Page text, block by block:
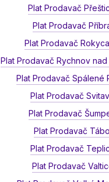
Plat Prodavač
Plat Prodavač
Plat Prodavač
Plat Prodavač Rychnov nad
Plat Prodavač Spálené
Plat Prodavač
Plat Prodavač
Plat Prodavač
Plat Prodavač
Plat Prodavač